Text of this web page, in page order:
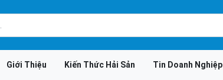
Giới Thiệu Kiến Thức Hải Sản Tin Doanh Nghiệp